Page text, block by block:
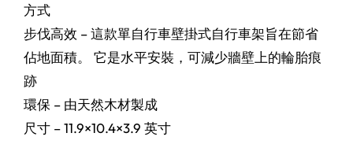
方式
步伐高效 – 這款單自行車壁掛式自行車架旨在節省
佔地面積。 它是水平安裝，可減少牆壁上的輪胎痕
跡
環保 – 由天然木材製成
尺寸 – 11.9×10.4×3.9 英寸